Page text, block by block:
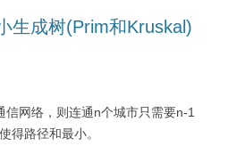
生成树(Prim和Kruskal)
网络，则连通n个城市只需要n-1
得路径和最小。